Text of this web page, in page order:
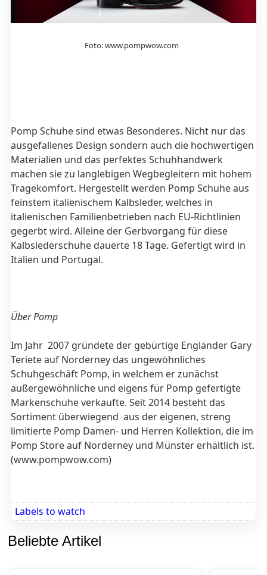
Foto: www.pompwow.com
Pomp Schuhe sind etwas Besonderes. Nicht nur das
ausgefallenes Design sondern auch die hochwertigen
Materialien und das perfektes Schuhhandwerk
machen sie zu langlebigen Wegbegleitern mit hohem
Tragekomfort. Hergestellt werden Pomp Schuhe aus
feinstem italienischem Kalbsleder, welches in
italienischen Familienbetrieben nach EU-Richtlinien
gegerbt wird. Alleine der Gerbvorgang für diese
Kalbslederschuhe dauerte 18 Tage. Gefertigt wird in
Italien und Portugal.
Über Pomp
Im Jahr 2007 gründete der gebürtige Engländer Gary
Teriete auf Norderney das ungewöhnliches
Schuhgeschäft Pomp, in welchem er zunächst
außergewöhnliche und eigens für Pomp gefertigte
Markenschuhe verkaufte. Seit 2014 besteht das
Sortiment überwiegend aus der eigenen, streng
limitierte Pomp Damen- und Herren Kollektion, die im
Pomp Store auf Norderney und Münster erhältlich ist.
(www.pompwow.com)
Labels to watch
Beliebte Artikel